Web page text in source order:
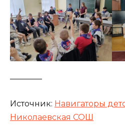
Источник: Навигаторы
Николаевская СОШ